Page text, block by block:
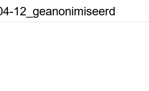
12_geanonimiseerd